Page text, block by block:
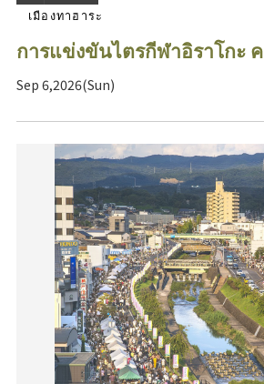
เมืองทาฮาระ
การแข่งขันไตรกีฬาอิราโกะ
Sep 6,2026(Sun)